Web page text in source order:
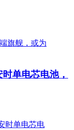
单电芯电池，